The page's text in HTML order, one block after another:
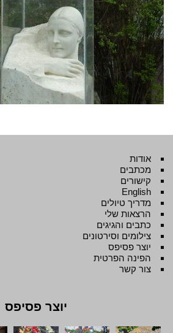
אודות
מכתבים
קישורים
English
מדריך טיולים
הרצאות שלי
כתבים והגיגים
צילומים וסירטונים
יוצר פסיפס
הפינה הפרטית
צור קשר
יוצר פסיפס